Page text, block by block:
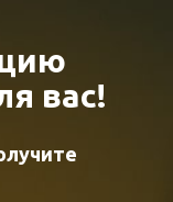
вас!